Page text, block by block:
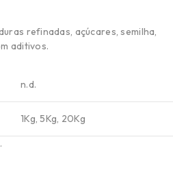
refinadas, açúcares, semilha,
aditivos.
n.d.
1Kg,5Kg, 20Kg